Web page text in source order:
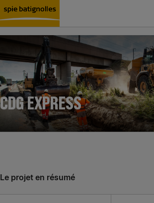
Rechercher
CDG EXPRESS
Le projet en résumé